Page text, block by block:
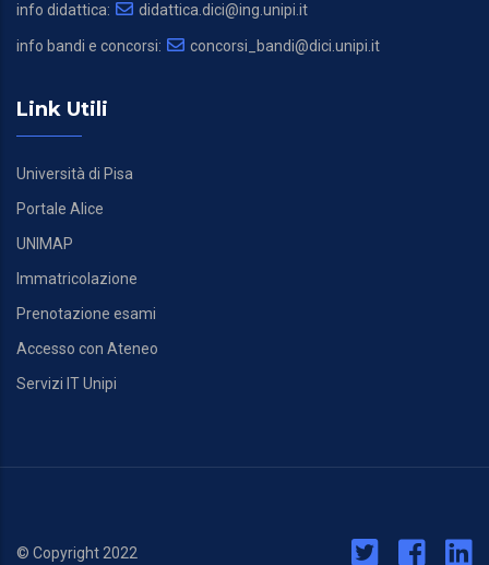
info didattica: didattica.dici@ing.unipi.it
info bandi e concorsi: concorsi_bandi@dici.unipi.it
Link Utili
Università di Pisa
Portale Alice
UNIMAP
Immatricolazione
Prenotazione esami
Accesso con Ateneo
Servizi IT Unipi
© Copyright 2022